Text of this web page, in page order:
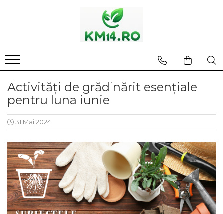
Activități de grădinărit esențiale
pentru luna iunie
31 Mai 2024